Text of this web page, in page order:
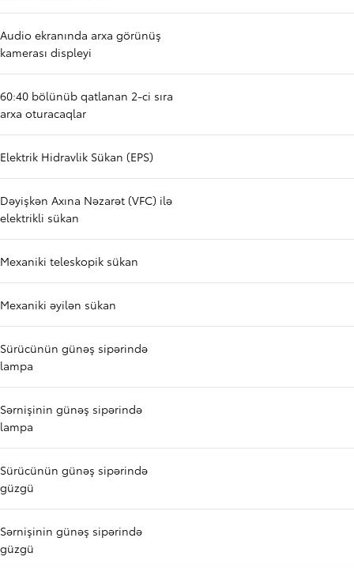
Audio ekranında arxa görünüş
kamerası displeyi
60:40 bölünüb qatlanan 2-ci sıra
arxa oturacaqlar
Elektrik Hidravlik Sükan (EPS)
Dəyişkən Axına Nəzarət (VFC) ilə
elektrikli sükan
Mexaniki teleskopik sükan
Mexaniki əyilən sükan
Sürücünün günəş sipərində
lampa
Sərnişinin günəş sipərində
lampa
Sürücünün günəş sipərində
güzgü
Sərnişinin günəş sipərində
güzgü